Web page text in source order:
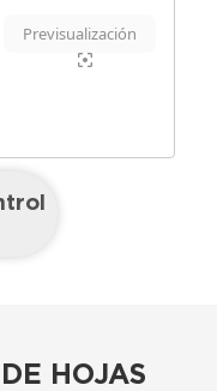
Previsualización
HOJAS